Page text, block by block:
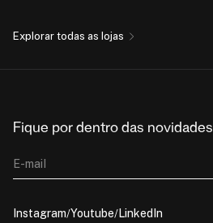
Explorar todas as lojas
Fique por dentro das novidades
E-mail
Instagram Youtube LinkedIn